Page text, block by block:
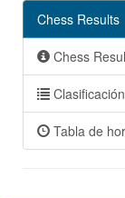
Chess Results
Chess
Clasificación
Tabla de